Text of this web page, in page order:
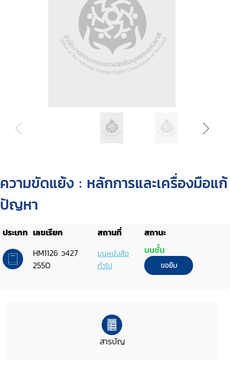
ความขัดแย้ง : หลักการและเครื่องมือแก้
ปัญหา
ประเภท เลขเรียก สถานที่
สถานะ
HM1126 ว427
2550
มุมหนังสือ
ทั่วไป
บนชั้น
ขอยืม
สารบัญ